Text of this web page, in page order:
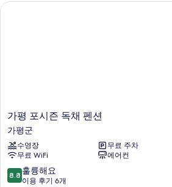
가
평
포
시
즌
독
채
가평 포시즌 독채 펜션
가평군
수영장
무료 주차
무료 WiFi
에어컨
10
점
8.8 훌륭해요
이용 후기 6개
가평 포시즌 독채 펜션